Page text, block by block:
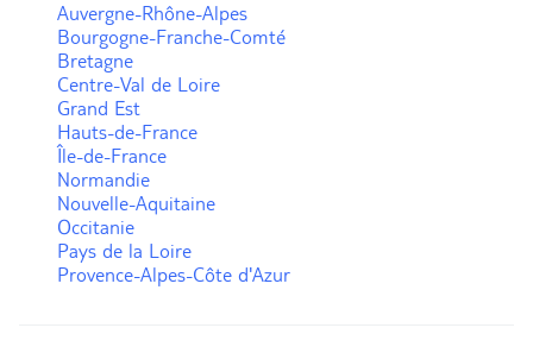
Auvergne-Rhône-Alpes
Bourgogne-Franche-Comté
Bretagne
Centre-Val de Loire
Grand Est
Hauts-de-France
Île-de-France
Normandie
Nouvelle-Aquitaine
Occitanie
Pays de la Loire
Provence-Alpes-Côte d'Azur